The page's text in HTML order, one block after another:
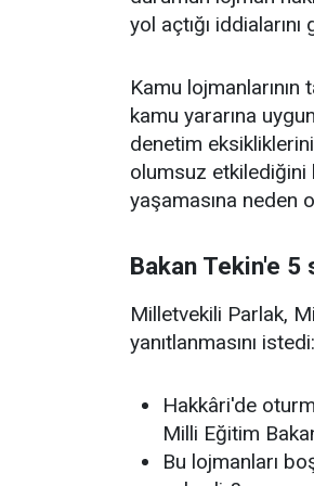
yol açtığı
Kamu
kamu yararına
denetim
olumsuz
yaşamasına neden
Bakan Tekin'e
Milletvekili Parlak,
yanıtlanmasını istedi:
Hakkâri'de
Milli Eğitim
Bu lojmanları